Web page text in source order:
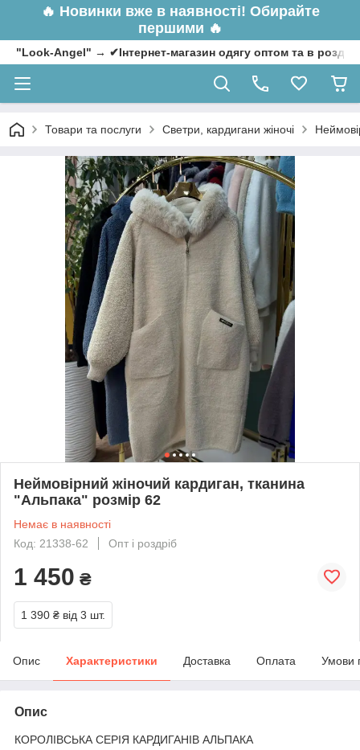
🔥 Новинки вже в наявності! Обирайте
першими 🔥
"Look-Angel" → ✔Інтернет-магазин одягу оптом та в
Товари та послуги Светри, кардигани жіночі
Неймовірний жіночий кардиган, тканина
"Альпака" розмір 62
Немає в наявності
Код: 21338-62
Опт і роздріб
1 450 ₴
1 390 ₴ від 3 шт.
Опис Характеристики Доставка Оплата Умови
Опис
КОРОЛІВСЬКА СЕРІЯ КАРДИГАНІВ АЛЬПАКА